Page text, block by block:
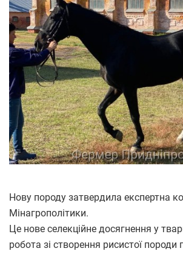
Нову породу затвердила експертна
Мінагрополітики.
Це нове селекційне досягнення у
робота зі створення рисистої породи